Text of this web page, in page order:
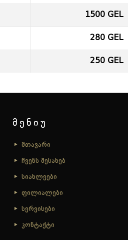
1500 GEL
280 GEL
250 GEL
მენიუ
მთავარი
ჩვენს შესახებ
სიახლეები
ფილიალები
სერვისები
კონტაქტი